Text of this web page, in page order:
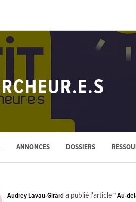
ANNONCES DOSSIERS
Audrey Lavau-Girard a publié l'article" Au-